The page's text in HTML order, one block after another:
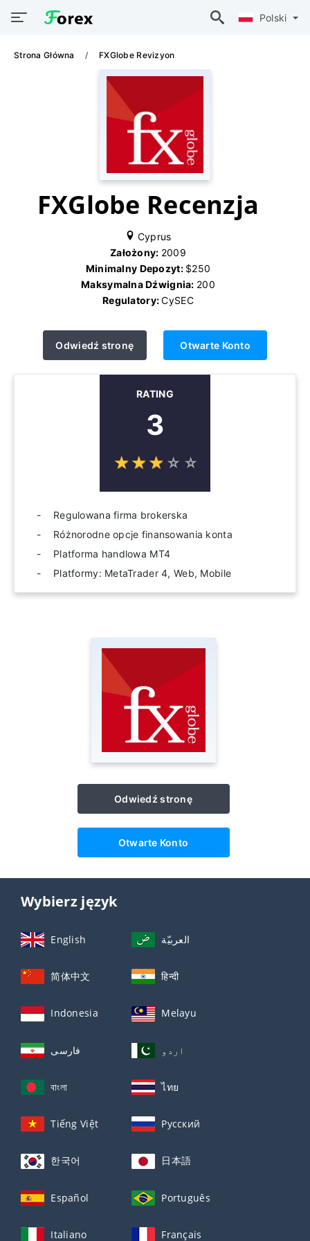
Polski
Strona Główna FXGlobe Revizyon
FXGlobe Recenzja
Cyprus
Założony: 2009
Minimalny Depozyt: $250
Maksymalna Dźwignia: 200
Regulatory:CySEC
Odwiedź stronę Otwarte Konto
RATING
3
☆☆☆ ☆ ☆
★★★ ★ ★
Regulowana firma brokerska
Różnorodne opcje finansowania konta
Platforma handlowa MT4
Platformy: MetaTrader 4, Web, Mobile
Odwiedź stronę
Otwarte Konto
Wybierz język
English العربيّة
简体中文 हिन्दी
Indonesia Melayu
فارسی اردو
বাংলা ไทย
Tiếng Việt Русский
한국어 日本語
Español Português
Italiano Français